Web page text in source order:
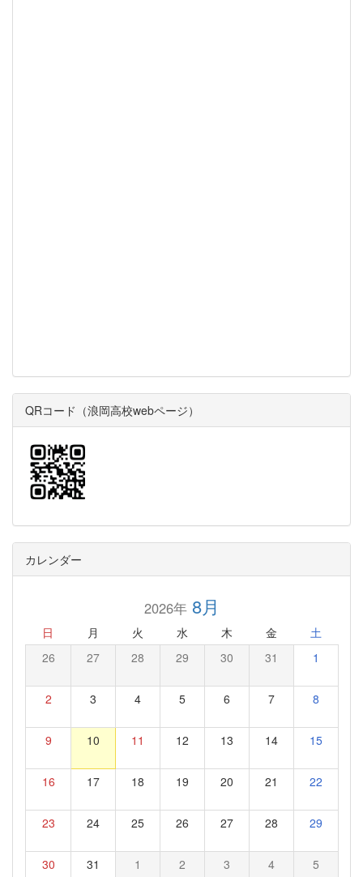
QRコード（浪岡高校webページ）
カレンダー
2026年8月
日 月 火 水 木 金 土
26 27 28 29 30 31 1
2 3 4 5 6 7 8
9 10 11 12 13 14 15
16 17 18 19 20 21 22
23 24 25 26 27 28 29
30 31 1 2 3 4 5